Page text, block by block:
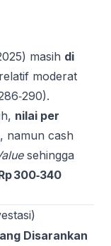
masih di
moderat
nilai per
namun cash
sehingga
300‑340
Disarankan